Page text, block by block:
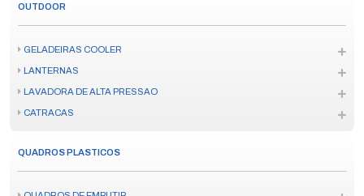
OUTDOOR
GELADEIRAS COOLER
LANTERNAS
LAVADORA DE ALTA PRESSAO
CATRACAS
QUADROS PLASTICOS